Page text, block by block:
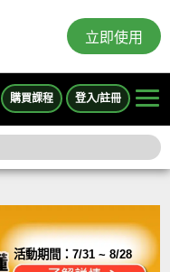
立即使用
購買課程 登入/註冊
活動期間：7/31 ~ 8/28